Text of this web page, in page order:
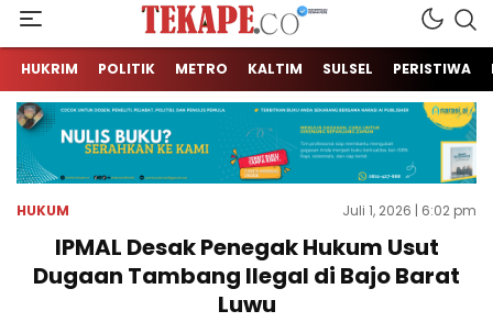
Tekape.co
Jendela Informasi Kita
HUKRIM POLITIK METRO KALTIM SULSEL PERISTIWA
HUKUM Juli 1, 2026 | 6:02 pm
IPMAL Desak Penegak Hukum Usut
Dugaan Tambang Ilegal di Bajo Barat
Luwu